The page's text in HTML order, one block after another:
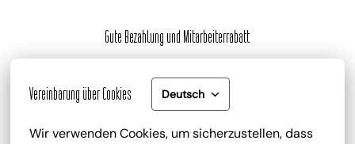
Vereinbarung über Cookies Deutsch
Wir verwenden Cookies, um sicherzustellen, dass
Gute Bezahlung und Mitarbeiterrabatt
Trinkgeldbeteiligung, Mitarbeiterrabatte und
kostenlose Getränke